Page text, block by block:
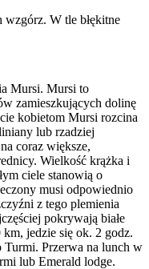
Mursi. Mursi to
zamieszkujących dolinę
kobietom Mursi rozcina
lub rzadziej
coraz większe,
Wielkość krążka i
ciele stanowią o
musi odpowiednio
z tego plemienia
pokrywają białe
jedzie się ok. 2 godz.
Przerwa na lunch w
lub Emerald lodge.